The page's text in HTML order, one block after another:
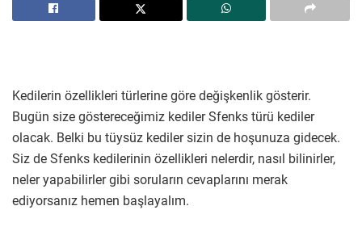
Kedilerin özellikleri türlerine göre değişkenlik gösterir.
Bugün size göstereceğimiz kediler Sfenks türü kediler
olacak. Belki bu tüysüz kediler sizin de hoşunuza gidecek.
Siz de Sfenks kedilerinin özellikleri nelerdir, nasıl bilinirler,
neler yapabilirler gibi soruların cevaplarını merak
ediyorsanız hemen başlayalım.